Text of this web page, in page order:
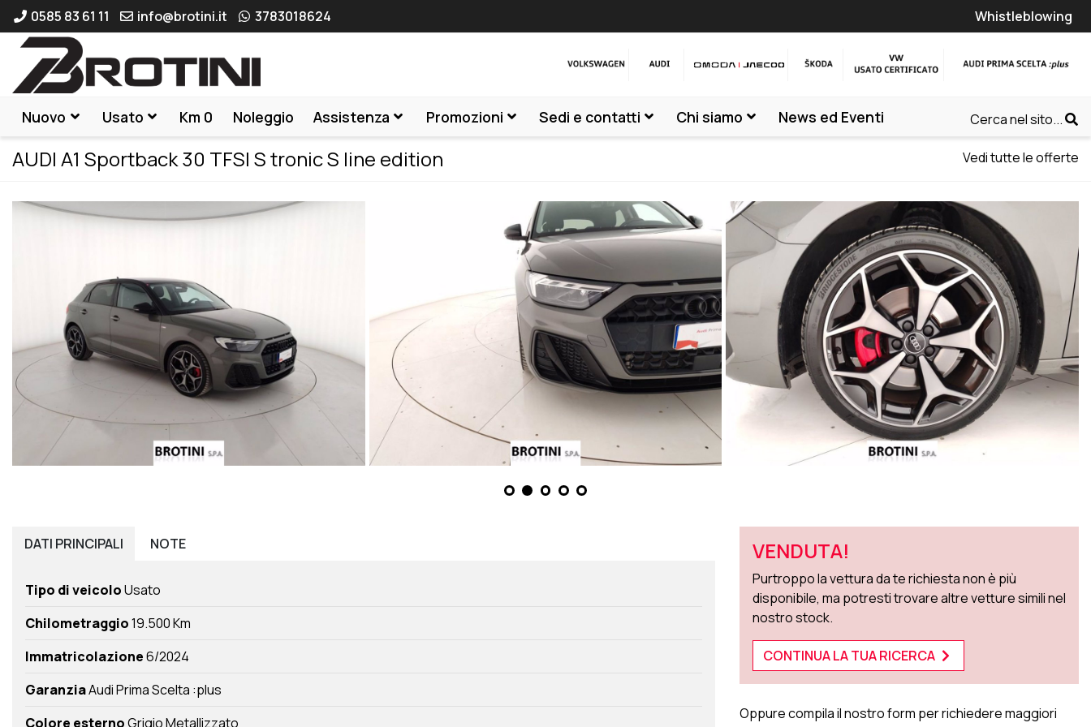
0585 83 61 11 info@brotini.it 3783018624 Whistleblowing
Nuovo Usato Km 0 Noleggio Assistenza Promozioni Sedi e contatti Chi siamo News ed Eventi Cerca nel sito...
AUDI A1 Sportback 30 TFSI S tronic S line edition Vedi tutte le offerte
DATI PRINCIPALI NOTE
Tipo di veicoloUsato
Chilometraggio19.500 Km
Immatricolazione6/2024
GaranziaAudi Prima Scelta :plus
Colore esternoGrigio Metallizzato
VENDUTA!
Purtroppo la vettura da te richiesta non è più
disponibile, ma potresti trovare altre vetture simili nel
nostro stock.
CONTINUA LA TUA RICERCA
Oppure compila il nostro form per richiedere maggiori